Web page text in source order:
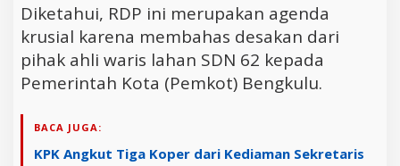
Diketahui, RDP ini merupakan agenda
krusial karena membahas desakan dari
pihak ahli waris lahan SDN 62 kepada
Pemerintah Kota (Pemkot) Bengkulu.
BACA JUGA:
KPK Angkut Tiga Koper dari Kediaman Sekretaris